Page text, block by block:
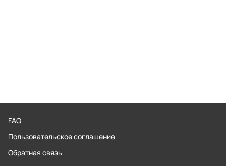
FAQ
Пользовательское соглашение
Обратная связь